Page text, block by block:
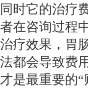
时它的治疗
在咨询过程
疗效果，胃
都会导致费
是最重要的“